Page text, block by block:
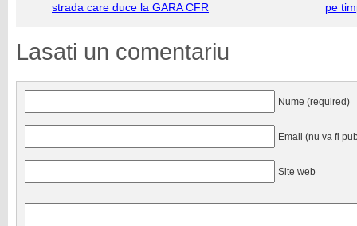
strada care duce la GARA CFR
pe
Lasati un comentariu
Nume (required)
Email (nu va fi
Site web